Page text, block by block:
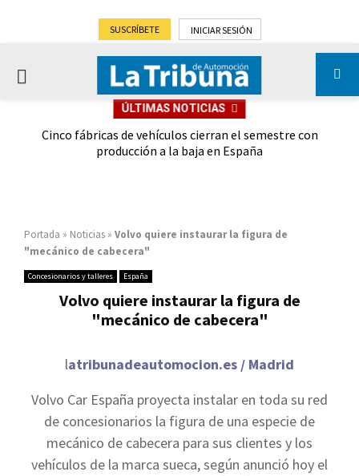
SUSCRÍBETE INICIAR SESIÓN
PRIMARY
ÚLTIMAS NOTICIAS
Cinco fábricas de vehículos cierran el semestre con
producción a la baja en España
Portada » Noticias » Volvo quiere instaurar la figura de
"mecánico de cabecera"
Concesionarios y talleres España
Volvo quiere instaurar la figura de
"mecánico de cabecera"
latribunadeautomocion.es / Madrid
Volvo Car España proyecta instalar en toda su red
de concesionarios la figura de una especie de
mecánico de cabecera para sus clientes y los
vehículos de la marca sueca, según anunció hoy el